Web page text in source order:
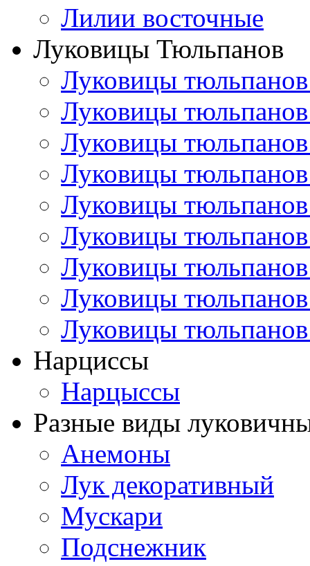
Лилии восточные
Луковицы Тюльпанов
Луковицы
Луковицы
Луковицы
Луковицы
Луковицы
Луковицы
Луковицы
Луковицы
Луковицы
Нарциссы
Нарцыссы
Разные виды
Анемоны
Лук декоративный
Мускари
Подснежник